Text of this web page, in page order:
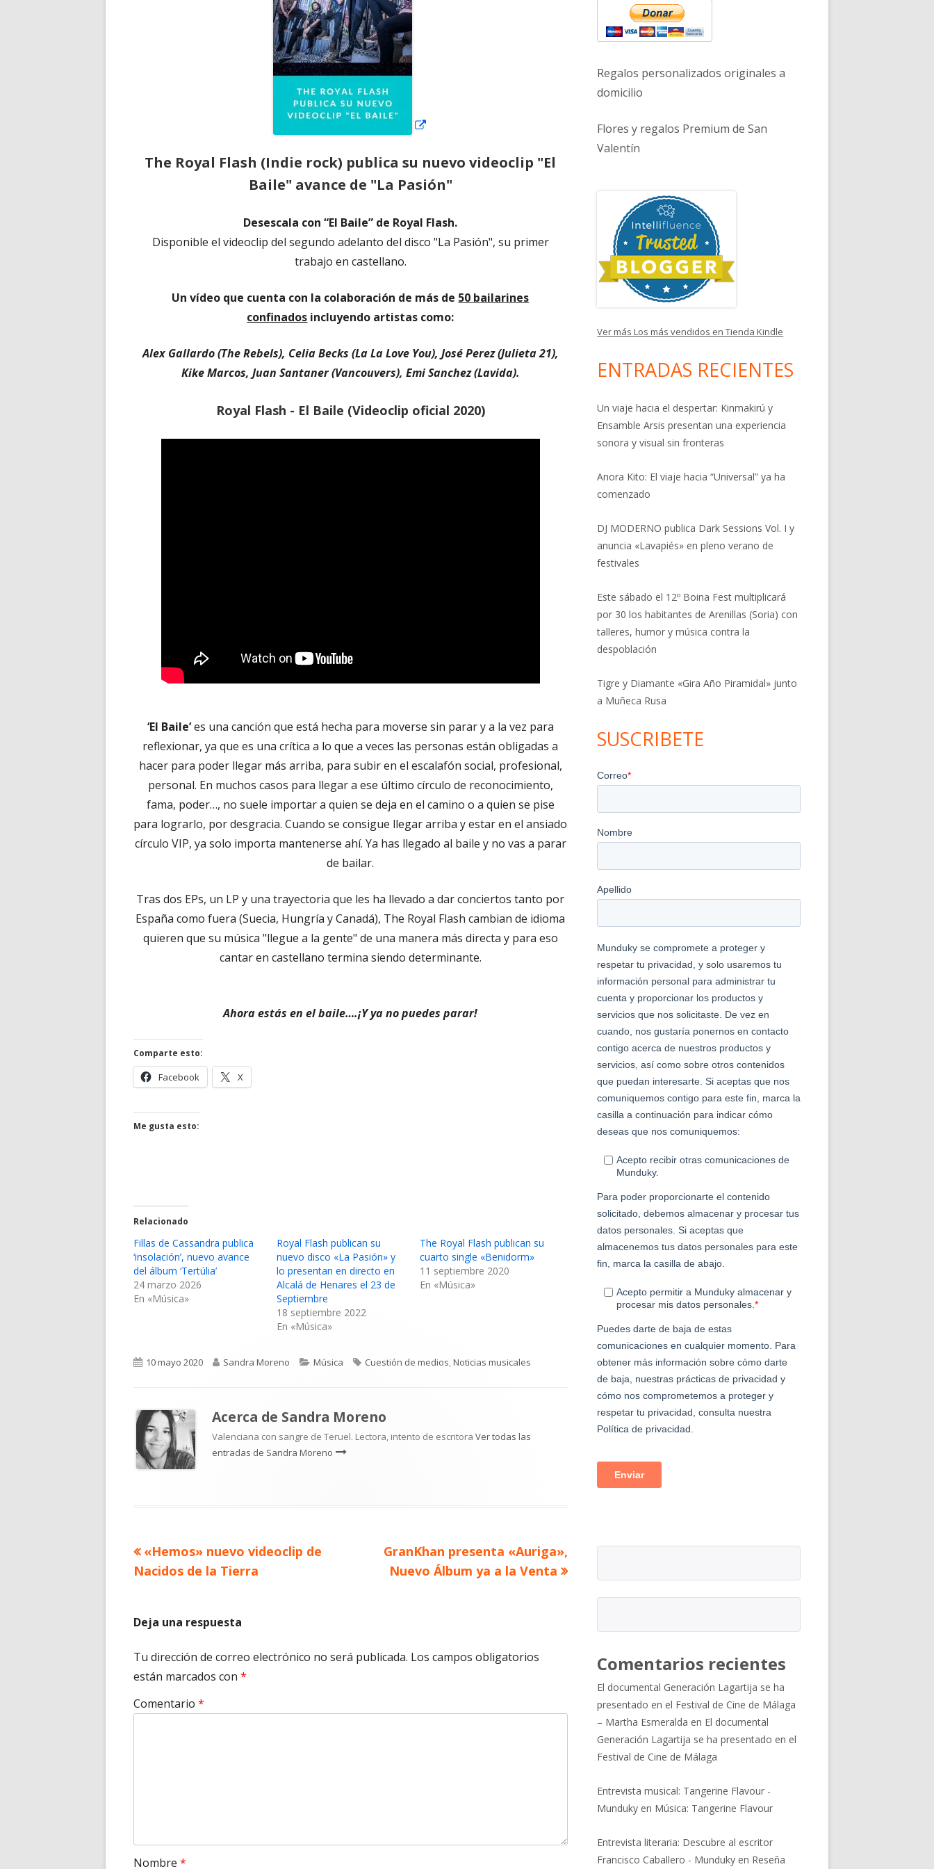
The Royal Flash (Indie rock) publica su nuevo videoclip "El
Baile" avance de "La Pasión"
Desescala con “El Baile” de Royal Flash.
Disponible el videoclip del segundo adelanto del disco "La Pasión", su primer
trabajo en castellano.
Unvídeo que cuenta con la colaboración de más de 50 bailarines
confinados incluyendo artistas como:
Alex Gallardo (The Rebels), Celia Becks (La La Love You), José Perez (Julieta 21),
Kike Marcos, Juan Santaner (Vancouvers), Emi Sanchez (Lavida).
Royal Flash - El Baile (Videoclip oficial 2020)
‘El Baile’es una canción que está hecha para moverse sin parar y a la vez para
reflexionar, ya que es una crítica a lo que a veces las personas están obligadas a
hacer para poder llegar más arriba, para subir en el escalafón social, profesional,
personal. En muchos casos para llegar a ese último círculo de reconocimiento,
fama, poder…, no suele importar a quien se deja en el camino o a quien se pise
para lograrlo, por desgracia. Cuando se consigue llegar arriba y estar en el ansiado
círculo VIP, ya solo importa mantenerse ahí. Ya has llegado al baile y no vas a parar
de bailar.
Tras dos EPs, un LP y una trayectoria que les ha llevado a dar conciertos tanto por
España como fuera (Suecia, Hungría y Canadá), The Royal Flash cambian de idioma
quieren que su música "llegue a la gente" de una manera más directa y para eso
cantar en castellano termina siendo determinante.
Ahora estás en el baile….¡Y ya no puedes parar!
Comparte esto:
Facebook
Abrir
en
X
en
Me gusta esto:
Relacionado
Fillas de Cassandra publica
‘insolación’, nuevo avance
del álbum ‘Tertúlia’
24 marzo 2026
En «Música»
Royal Flash publican su
nuevo disco «La Pasión» y
lo presentan en directo en
Alcalá de Henares el 23 de
Septiembre
18 septiembre 2022
En «Música»
The Royal Flash publican su
cuarto single «Benidorm»
11 septiembre 2020
En «Música»
Publicado
10 mayo 2020 Autor
Sandra Moreno Categorías
Música Etiquetas
Cuestión de medios,Noticias musicales
Acerca de Sandra Moreno
Valenciana con sangre de Teruel. Lectora, intento de escritora Ver todas las
entradas de Sandra Moreno
Navegación
entradas
Artículo
anterior
«Hemos» nuevo videoclip de
Nacidos de la Tierra
Artículo
siguiente
GranKhan presenta «Auriga»,
Nuevo Álbum ya a la Venta
Deja una respuesta
Tu dirección de correo electrónico no será publicada. Los campos obligatorios
están marcados con *
Comentario *
Nombre *
Regalos personalizados originales a
domicilio
Flores y regalos Premium de San
Valentín
Ver más Los más vendidos en Tienda Kindle
ENTRADAS RECIENTES
Un viaje hacia el despertar: Kinmakirú y
Ensamble Arsis presentan una experiencia
sonora y visual sin fronteras
Anora Kito: El viaje hacia “Universal” ya ha
comenzado
DJ MODERNO publica Dark Sessions Vol. I y
anuncia «Lavapiés» en pleno verano de
festivales
Este sábado el 12º Boina Fest multiplicará
por 30 los habitantes de Arenillas (Soria) con
talleres, humor y música contra la
despoblación
Tigre y Diamante «Gira Año Piramidal» junto
a Muñeca Rusa
SUSCRIBETE
Comentarios recientes
El documental Generación Lagartija se ha
presentado en el Festival de Cine de Málaga
– Martha Esmeralda en El documental
Generación Lagartija se ha presentado en el
Festival de Cine de Málaga
Entrevista musical: Tangerine Flavour -
Munduky en Música: Tangerine Flavour
Entrevista literaria: Descubre al escritor
Francisco Caballero - Munduky en Reseña